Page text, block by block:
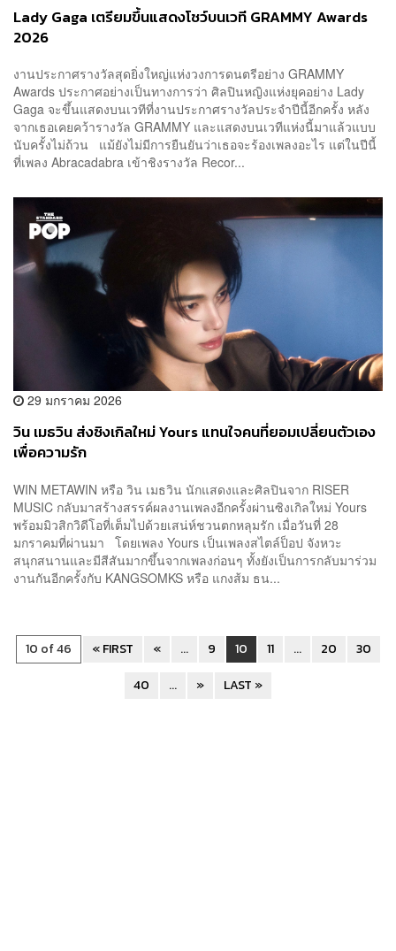
Lady Gaga เตรียมขึ้นแสดงโชว์บนเวที GRAMMY Awards
2026
งานประกาศรางวัลสุดยิ่งใหญ่แห่งวงการดนตรีอย่าง GRAMMY
Awards ประกาศอย่างเป็นทางการว่า ศิลปินหญิงแห่งยุคอย่าง Lady
Gaga จะขึ้นแสดงบนเวทีที่งานประกาศรางวัลประจำปีนี้อีกครั้ง หลัง
จากเธอเคยคว้ารางวัล GRAMMY และแสดงบนเวทีแห่งนี้มาแล้วแบบ
นับครั้งไม่ถ้วน แม้ยังไม่มีการยืนยันว่าเธอจะร้องเพลงอะไร แต่ในปีนี้
ที่เพลง Abracadabra เข้าชิงรางวัล Recor...
29 มกราคม 2026
วิน เมธวิน ส่งซิงเกิลใหม่ Yours แทนใจคนที่ยอมเปลี่ยนตัวเอง
เพื่อความรัก
WIN METAWIN หรือ วิน เมธวิน นักแสดงและศิลปินจาก RISER
MUSIC กลับมาสร้างสรรค์ผลงานเพลงอีกครั้งผ่านซิงเกิลใหม่ Yours
พร้อมมิวสิกวิดีโอที่เต็มไปด้วยเสน่ห์ชวนตกหลุมรัก เมื่อวันที่ 28
มกราคมที่ผ่านมา โดยเพลง Yours เป็นเพลงสไตล์ป็อป จังหวะ
สนุกสนานและมีสีสันมากขึ้นจากเพลงก่อนๆ ทั้งยังเป็นการกลับมาร่วม
งานกันอีกครั้งกับ KANGSOMKS หรือ แกงส้ม ธน...
10 of 46 « FIRST « ... 9 10 11 ... 20
30
40
... » LAST »